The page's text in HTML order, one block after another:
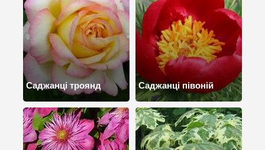
Саджанці троянд Саджанці півоній